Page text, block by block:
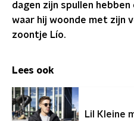
dagen zijn spullen
waar hij woonde met zijn
zoontje Lío.
Lees ook
Lil Kleine